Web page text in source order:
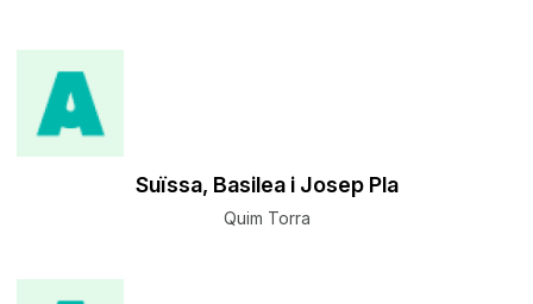
Suïssa, Basilea i Josep Pla
Quim Torra